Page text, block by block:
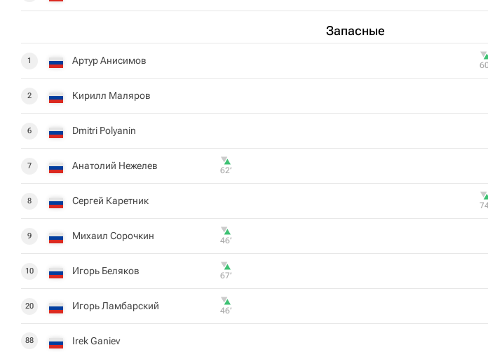
Запасные
1 Артур Анисимов
2 Кирилл Маляров
6 Dmitri Polyanin
7 Анатолий Нежелев 62‎’‎
8 Сергей Каретник
9 Михаил Сорочкин 46‎’‎
10 Игорь Беляков 67‎’‎
20 Игорь Ламбарский 46‎’‎
88 Irek Ganiev